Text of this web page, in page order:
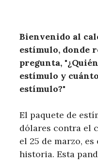
Bienvenido al
estímulo, donde
pregunta,
estímulo y
estímulo?"
El paquete de
dólares contra el
el 25 de marzo,
historia. Esta